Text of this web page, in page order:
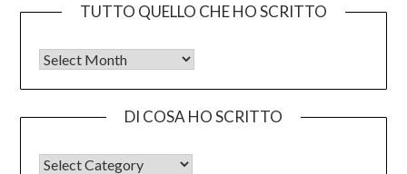
TUTTO QUELLO CHE HO SCRITTO
Tutto quello che ho scritto
DI COSA HO SCRITTO
DI COSA HO SCRITTO